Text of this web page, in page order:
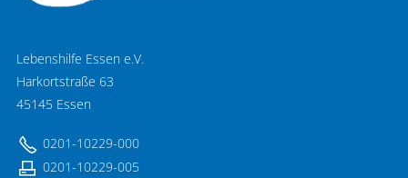
Lebenshilfe Essen e.V.
Harkortstraße 63
45145 Essen
0201-10229-000
0201-10229-005